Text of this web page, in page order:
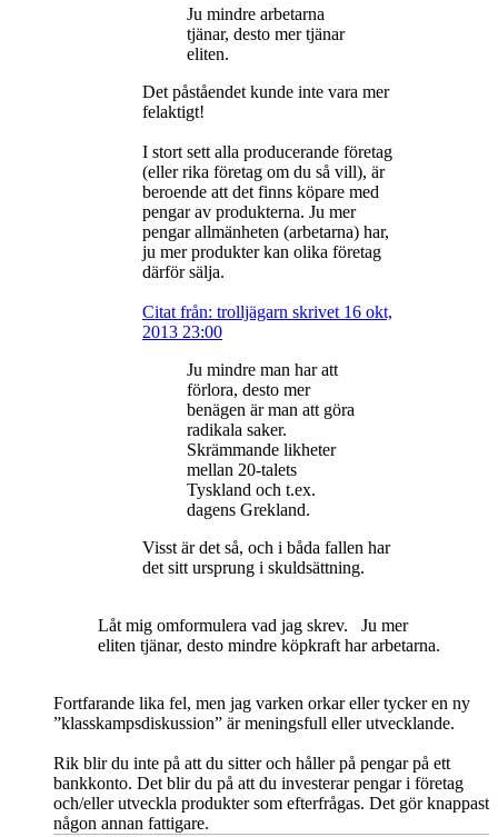
Ju mindre arbetarna
tjänar, desto mer tjänar
eliten.
Det påståendet kunde inte vara mer
felaktigt!
I stort sett alla producerande företag
(eller rika företag om du så vill), är
beroende att det finns köpare med
pengar av produkterna. Ju mer
pengar allmänheten (arbetarna) har,
ju mer produkter kan olika företag
därför sälja.
Citat från: trolljägarn skrivet 16 okt,
2013 23:00
Ju mindre man har att
förlora, desto mer
benägen är man att göra
radikala saker.
Skrämmande likheter
mellan 20-talets
Tyskland och t.ex.
dagens Grekland.
Visst är det så, och i båda fallen har
det sitt ursprung i skuldsättning.
Låt mig omformulera vad jag skrev. Ju mer
eliten tjänar, desto mindre köpkraft har arbetarna.
Fortfarande lika fel, men jag varken orkar eller tycker en ny
”klasskampsdiskussion” är meningsfull eller utvecklande.
Rik blir du inte på att du sitter och håller på pengar på ett
bankkonto. Det blir du på att du investerar pengar i företag
och/eller utveckla produkter som efterfrågas. Det gör knappast
någon annan fattigare.